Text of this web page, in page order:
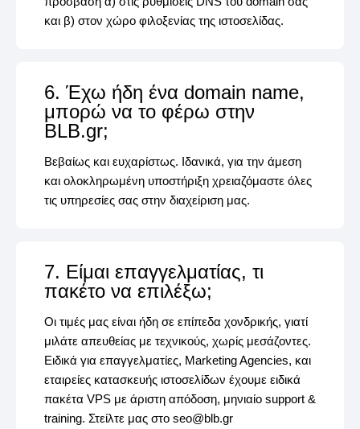
και β) στον χώρο φιλοξενίας της ιστοσελίδας.
6. Έχω ήδη ένα domain name,
μπορώ να το φέρω στην
BLB.gr;
Βεβαίως και ευχαρίστως. Ιδανικά, για την άμεση
και ολοκληρωμένη υποστήριξη χρειαζόμαστε όλες
τις υπηρεσίες σας στην διαχείριση μας.
7. Είμαι επαγγελματίας, τι
πακέτο να επιλέξω;
Οι τιμές μας είναι ήδη σε επίπεδα χονδρικής, γιατί
μιλάτε απευθείας με τεχνικούς, χωρίς μεσάζοντες.
Ειδικά για επαγγελματίες, Marketing Agencies, και
εταιρείες κατασκευής ιστοσελίδων έχουμε ειδικά
πακέτα VPS με άριστη απόδοση, μηνιαίο support &
training. Στείλτε μας στο seo@blb.gr